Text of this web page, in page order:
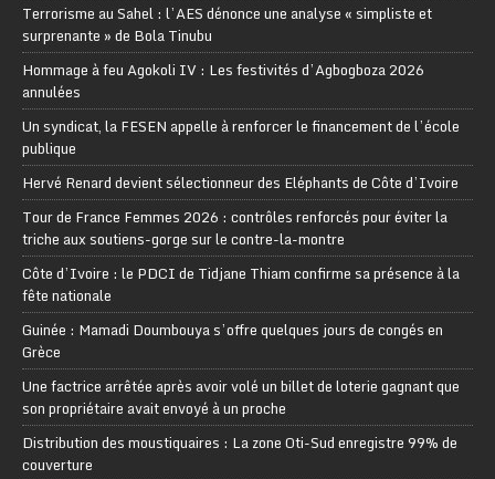
Terrorisme au Sahel : l’AES dénonce une analyse « simpliste et
surprenante » de Bola Tinubu
Hommage à feu Agokoli IV : Les festivités d’Agbogboza 2026
annulées
Un syndicat, la FESEN appelle à renforcer le financement de l’école
publique
Hervé Renard devient sélectionneur des Eléphants de Côte d’Ivoire
Tour de France Femmes 2026 : contrôles renforcés pour éviter la
triche aux soutiens-gorge sur le contre-la-montre
Côte d’Ivoire : le PDCI de Tidjane Thiam confirme sa présence à la
fête nationale
Guinée : Mamadi Doumbouya s’offre quelques jours de congés en
Grèce
Une factrice arrêtée après avoir volé un billet de loterie gagnant que
son propriétaire avait envoyé à un proche
Distribution des moustiquaires : La zone Oti-Sud enregistre 99% de
couverture